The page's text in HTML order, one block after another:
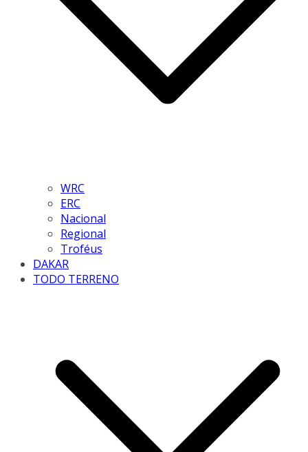
WRC
ERC
Nacional
Regional
Troféus
DAKAR
TODO TERRENO